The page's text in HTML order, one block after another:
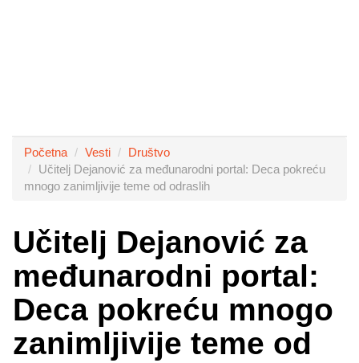
Početna Vesti
Društvo
Učitelj Dejanović za međunarodni portal: Deca pokreću
mnogo zanimljivije teme od odraslih
Učitelj Dejanović za
međunarodni portal:
Deca pokreću mnogo
zanimljivije teme od